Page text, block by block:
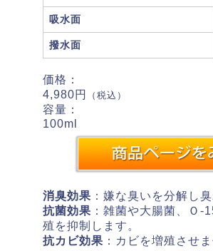
吸水面
撥水面
価格：
4,980円
（税込）
容量：
100ml
消臭効果 ：嫌な臭いを分解し
抗菌効果 ：雑菌や大腸菌、Ｏ-
殖を抑制します。
抗カビ効果 ：カビを増殖させま